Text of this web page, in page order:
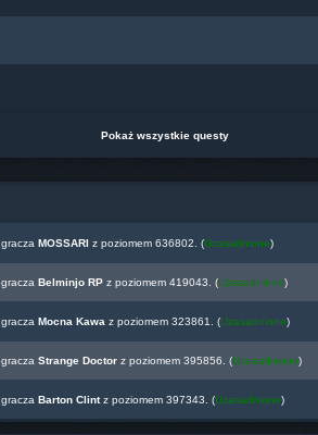
Pokaż wszystkie questy
gracza MOSSARI z poziomem 636802. (Uzasadnione)
gracza Belminjo RPz poziomem 419043. (Uzasadnione)
gracza Mocna Kawa z poziomem 323861. (Uzasadnione)
gracza Strange Doctorz poziomem 395856. (Uzasadnione)
gracza Barton Clintz poziomem 397343. (Uzasadnione)